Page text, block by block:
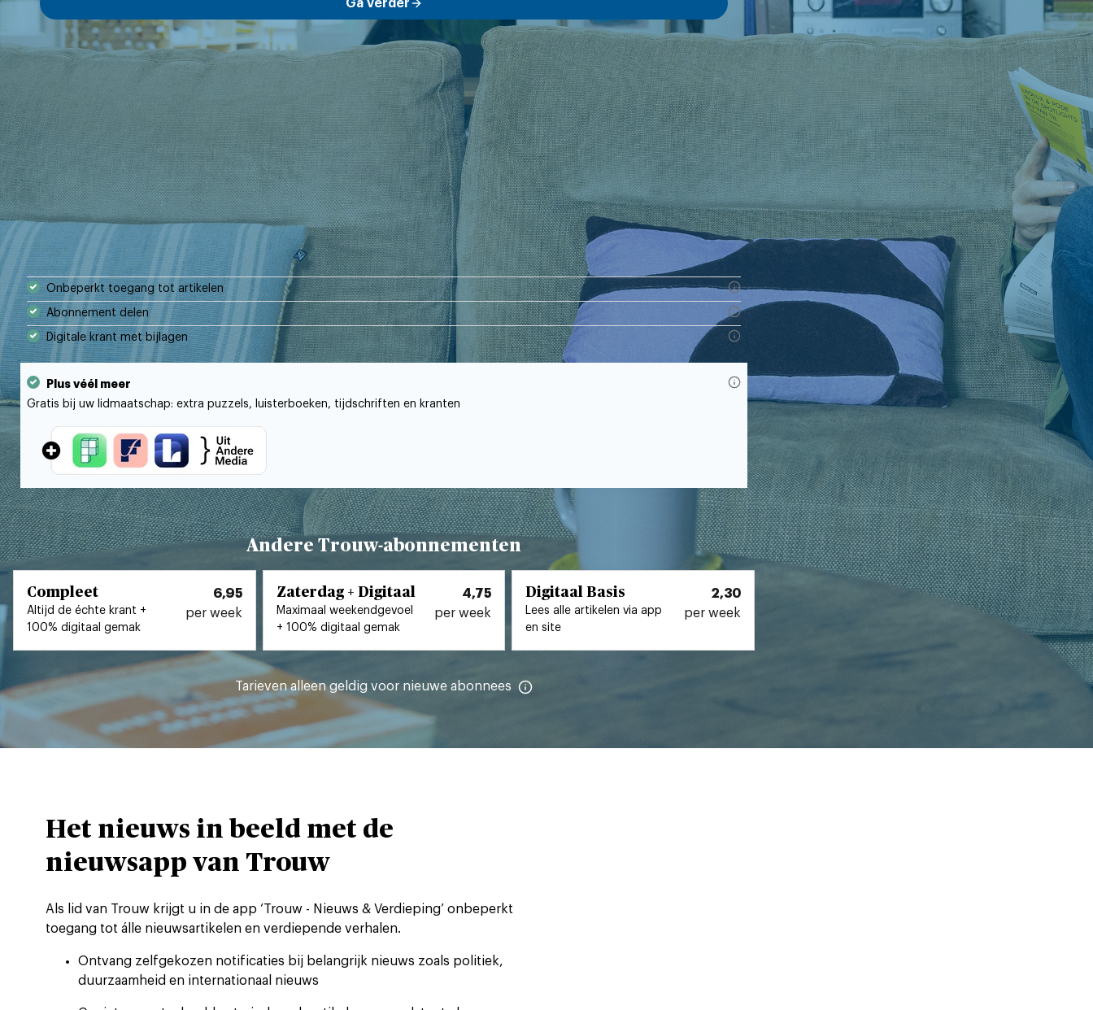
Ga verder
Onbeperkt toegang tot artikelen
Abonnement delen
Digitale krant met bijlagen
Plus véél meer
Gratis bij uw lidmaatschap: extra puzzels, luisterboeken, tijdschriften en kranten
Andere Trouw-abonnementen
Compleet
Altijd de échte krant +
100% digitaal gemak
6,95
per week
Zaterdag + Digitaal
Maximaal weekendgevoel
+ 100% digitaal gemak
4,75
per week
Digitaal Basis
Lees alle artikelen via app
en site
2,30
per week
Tarievenalleen geldig voor nieuwe abonnees
Het nieuws in beeld met de
nieuwsapp van Trouw
Als lid van Trouw krijgt u in de app ‘Trouw - Nieuws & Verdieping’ onbeperkt
toegang tot álle nieuwsartikelen en verdiepende verhalen.
Ontvang zelfgekozen notificaties bij belangrijk nieuws zoals politiek,
duurzaamheid en internationaal nieuws